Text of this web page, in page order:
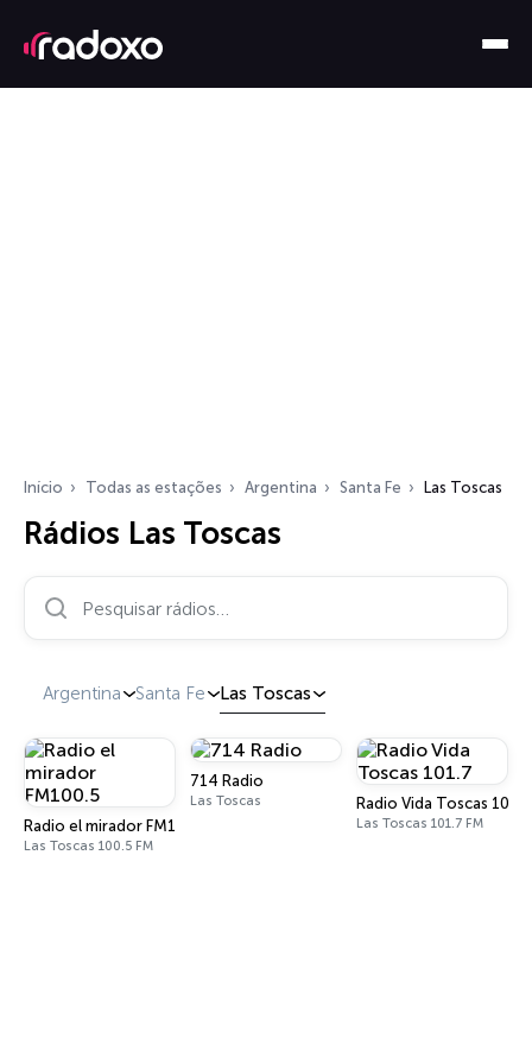
Início Todas as estações Argentina Santa Fe Las Toscas
Rádios Las Toscas
Pesquisar rádios…
Argentina Santa Fe Las Toscas
Radio el mirador FM100.5
Las Toscas 100.5 FM
714 Radio
Las Toscas Radio Vida Toscas 101.7
Las Toscas 101.7 FM